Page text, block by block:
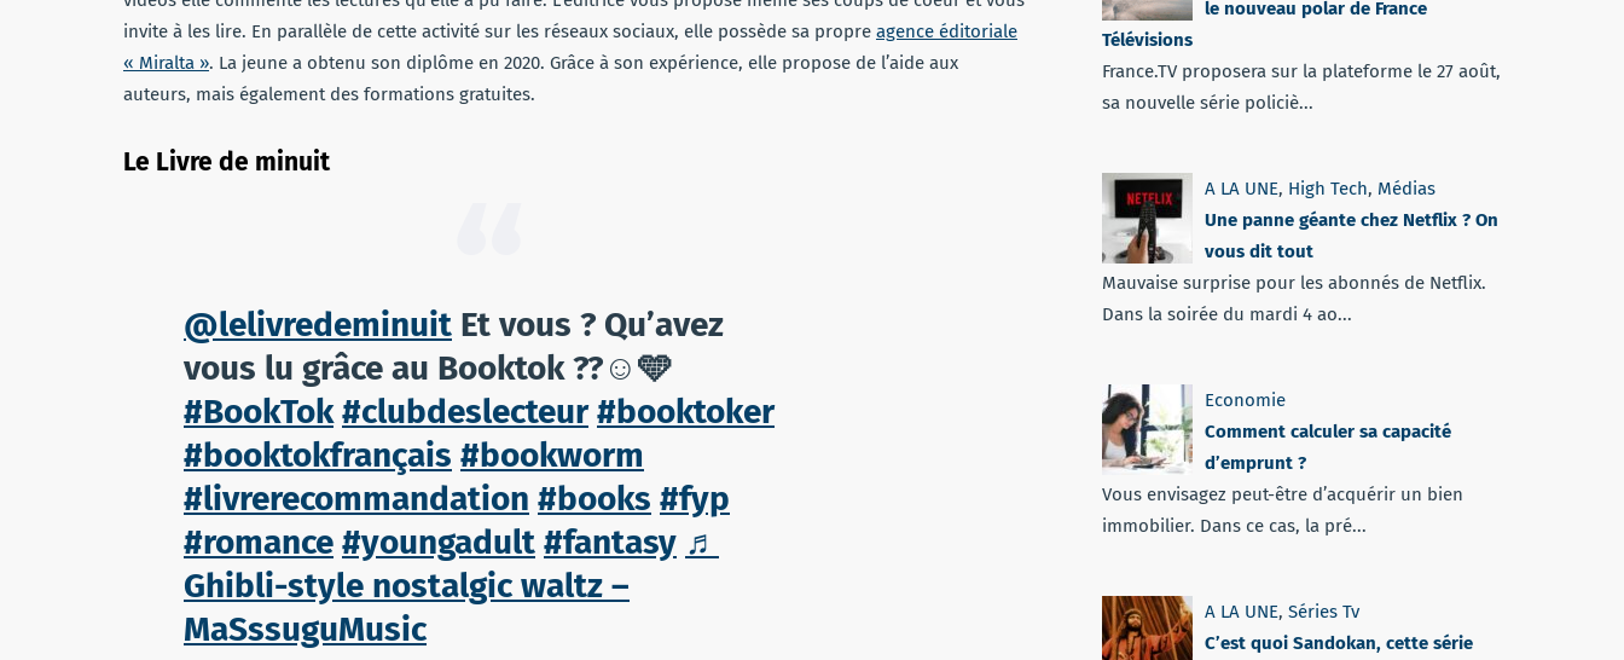
invite à les lire. En parallèle de cette activité sur les réseaux sociaux, elle possède sa propre agence éditoriale
« Miralta ». La jeune a obtenu son diplôme en 2020. Grâce à son expérience, elle propose de l’aide aux
auteurs, mais également des formations gratuites.
Le Livre de minuit
@lelivredeminuit Et vous ? Qu’avez
vous lu grâce au Booktok ??☺️🩵
#BookTok #clubdeslecteur #booktoker
#booktokfrançais #bookworm
#livrerecommandation #books #fyp
#romance #youngadult #fantasy ♬
Ghibli-style nostalgic waltz –
MaSssuguMusic
le nouveau polar de France
Télévisions
France.TV proposera sur la plateforme le 27 août,
sa nouvelle série policiè...
A LA UNE, High Tech, Médias
Une panne géante chez Netflix ? On
vous dit tout
Mauvaise surprise pour les abonnés de Netflix.
Dans la soirée du mardi 4 ao...
Economie
Comment calculer sa capacité
d’emprunt ?
Vous envisagez peut-être d’acquérir un bien
immobilier. Dans ce cas, la pré...
A LA UNE, Séries Tv
C’est quoi Sandokan, cette série